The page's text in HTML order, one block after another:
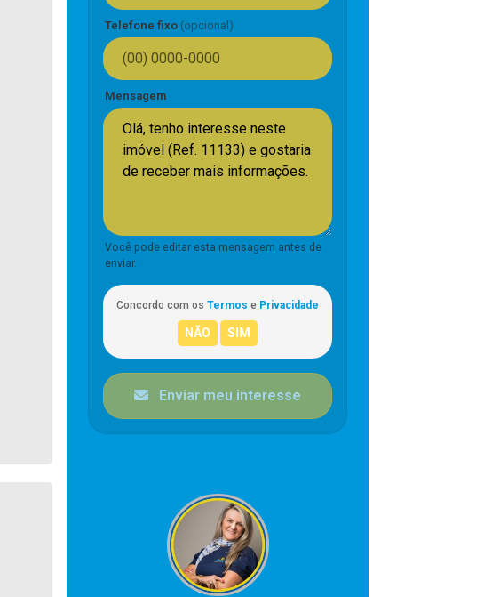
Telefone fixo (opcional)
Mensagem
Você pode editar esta mensagem antes de
enviar.
Concordo com os Termos e Privacidade
Enviar meu interesse